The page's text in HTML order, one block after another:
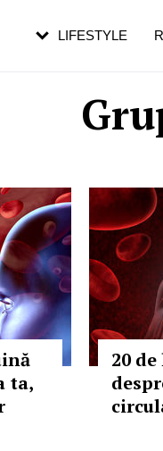
ta,
20
LIFESTYLE
în vârstă